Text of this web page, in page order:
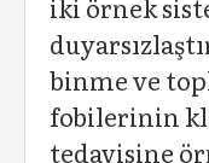
iki örnek
binme ve
fobilerinin
tedavisine